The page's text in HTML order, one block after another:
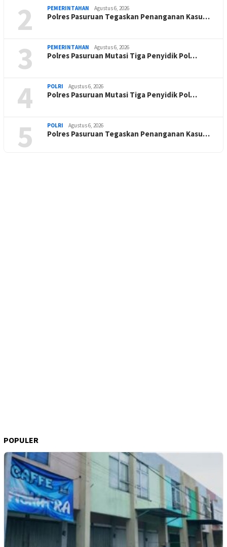
2 PEMERINTAHAN Agustus 6, 2026
Polres Pasuruan Tegaskan Penanganan Kasu…
3 PEMERINTAHAN Agustus 6, 2026
Polres Pasuruan Mutasi Tiga Penyidik Pol…
4 POLRI Agustus 6, 2026
Polres Pasuruan Mutasi Tiga Penyidik Pol…
5 POLRI Agustus 6, 2026
Polres Pasuruan Tegaskan Penanganan Kasu…
POPULER